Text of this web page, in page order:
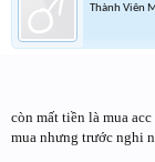
Thành Viên
còn mất tiền là mua acc
mua nhưng trước nghi